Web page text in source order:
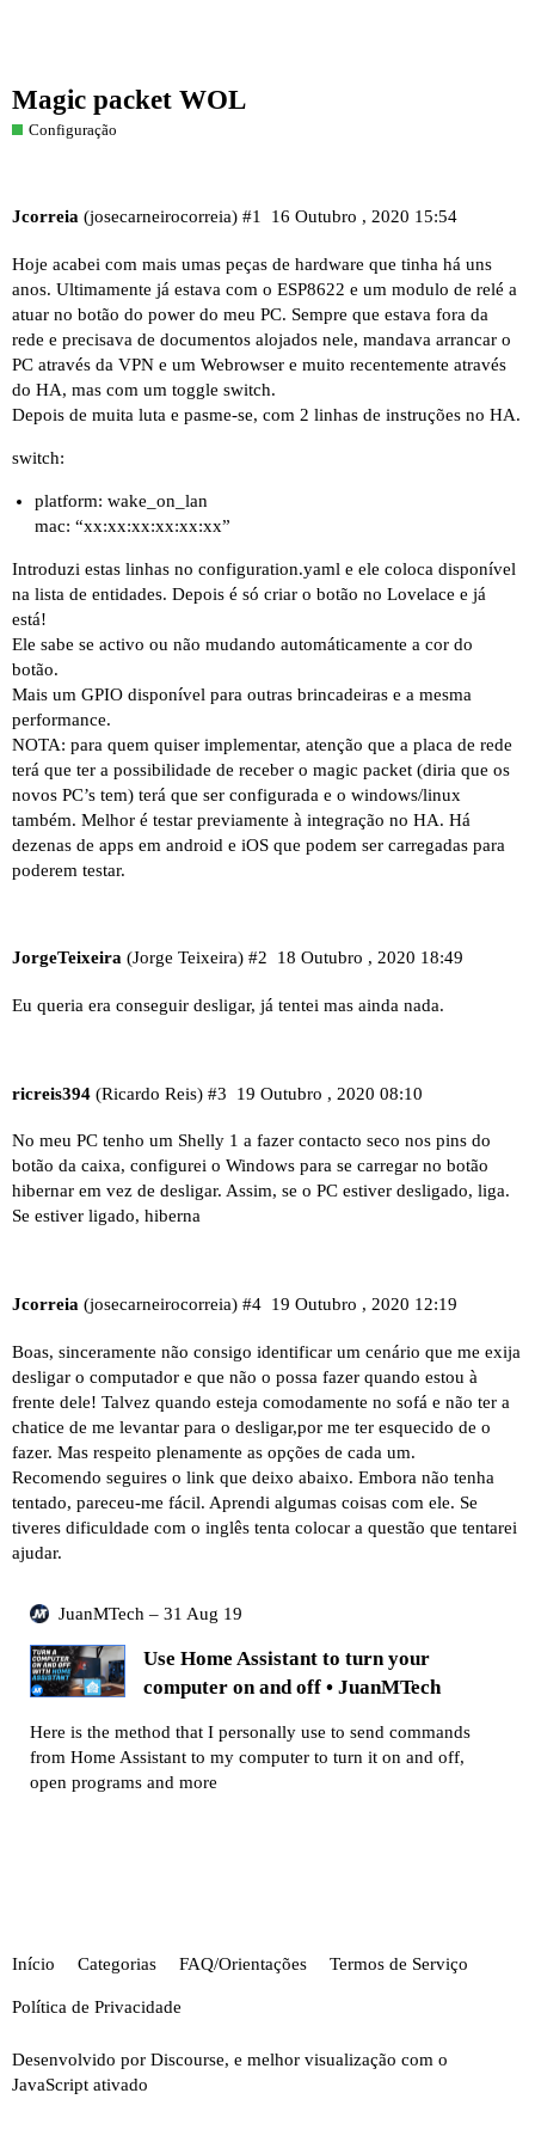
Magic packet WOL
Configuração
Jcorreia (josecarneirocorreia) 16 Outubro , 2020 15:54
#1
Hoje acabei com mais umas peças de hardware que tinha há uns
anos. Ultimamente já estava com o ESP8622 e um modulo de relé a
atuar no botão do power do meu PC. Sempre que estava fora da
rede e precisava de documentos alojados nele, mandava arrancar o
PC através da VPN e um Webrowser e muito recentemente através
do HA, mas com um toggle switch.
Depois de muita luta e pasme-se, com 2 linhas de instruções no HA.
switch:
platform: wake_on_lan
mac: “xx:xx:xx:xx:xx:xx”
Introduzi estas linhas no configuration.yaml e ele coloca disponível
na lista de entidades. Depois é só criar o botão no Lovelace e já
está!
Ele sabe se activo ou não mudando automáticamente a cor do
botão.
Mais um GPIO disponível para outras brincadeiras e a mesma
performance.
NOTA: para quem quiser implementar, atenção que a placa de rede
terá que ter a possibilidade de receber o magic packet (diria que os
novos PC’s tem) terá que ser configurada e o windows/linux
também. Melhor é testar previamente à integração no HA. Há
dezenas de apps em android e iOS que podem ser carregadas para
poderem testar.
JorgeTeixeira (Jorge Teixeira) 18 Outubro , 2020 18:49
#2
Eu queria era conseguir desligar, já tentei mas ainda nada.
ricreis394 (Ricardo Reis) 19 Outubro , 2020 08:10
#3
No meu PC tenho um Shelly 1 a fazer contacto seco nos pins do
botão da caixa, configurei o Windows para se carregar no botão
hibernar em vez de desligar. Assim, se o PC estiver desligado, liga.
Se estiver ligado, hiberna
Jcorreia (josecarneirocorreia) 19 Outubro , 2020 12:19
#4
Boas, sinceramente não consigo identificar um cenário que me exija
desligar o computador e que não o possa fazer quando estou à
frente dele! Talvez quando esteja comodamente no sofá e não ter a
chatice de me levantar para o desligar,por me ter esquecido de o
fazer. Mas respeito plenamente as opções de cada um.
Recomendo seguires o link que deixo abaixo. Embora não tenha
tentado, pareceu-me fácil. Aprendi algumas coisas com ele. Se
tiveres dificuldade com o inglês tenta colocar a questão que tentarei
ajudar.
JuanMTech – 31 Aug 19
Use Home Assistant to turn your
computer on and off • JuanMTech
Here is the method that I personally use to send commands
from Home Assistant to my computer to turn it on and off,
open programs and more
Início Categorias FAQ/Orientações Termos de Serviço
Política de Privacidade
Desenvolvido por Discourse, e melhor visualização com o
JavaScript ativado